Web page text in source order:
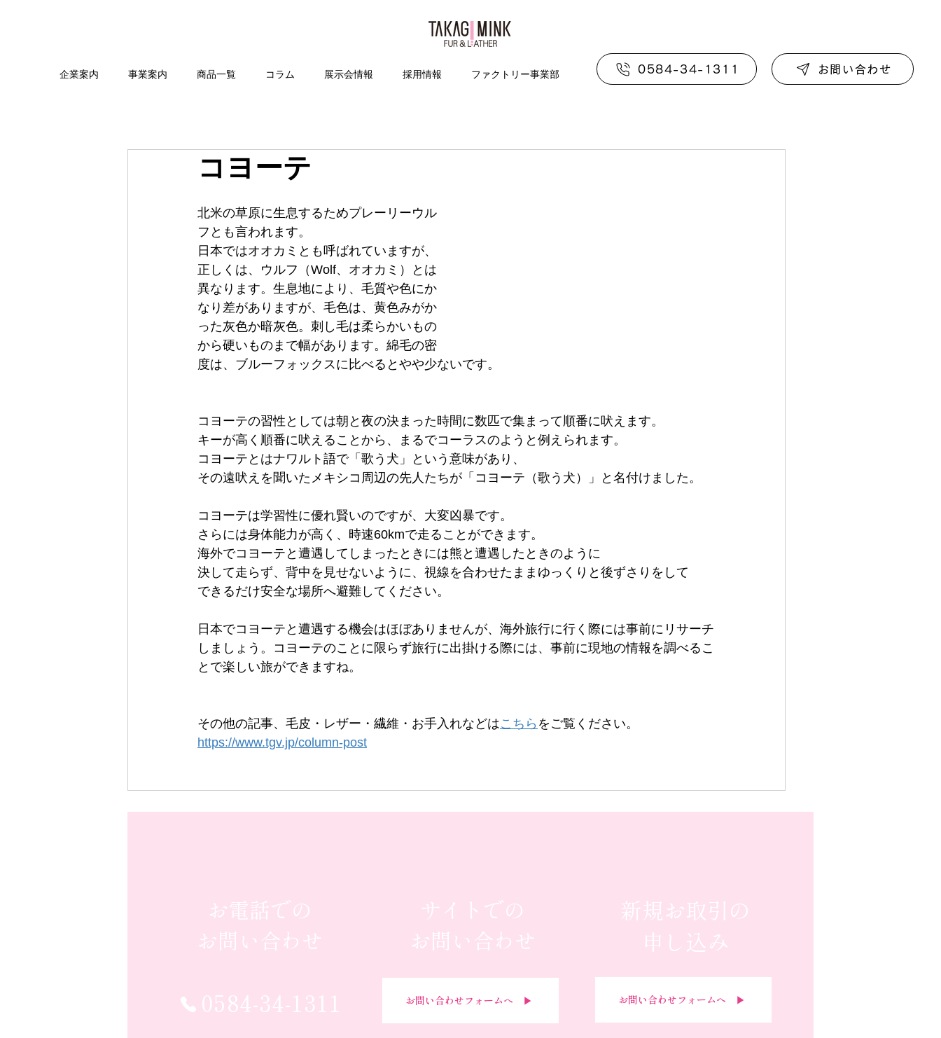
企業案内 事業案内 商品一覧 コラム 展示会情報 採用情報 ファクトリー事業部 0584-34-1311 お問い合わせ
コヨーテ
北米の草原に生息するためプレーリーウル
フとも言われます。
日本ではオオカミとも呼ばれていますが、
正しくは、ウルフ（Wolf、オオカミ）とは
異なります。生息地により、毛質や色にか
なり差がありますが、毛色は、黄色みがか
った灰色か暗灰色。刺し毛は柔らかいもの
から硬いものまで幅があります。綿毛の密
度は、ブルーフォックスに比べるとやや少ないです。
コヨーテの習性としては朝と夜の決まった時間に数匹で集まって順番に吠えます。
キーが高く順番に吠えることから、まるでコーラスのようと例えられます。
コヨーテとはナワルト語で「歌う犬」という意味があり、
その遠吠えを聞いたメキシコ周辺の先人たちが「コヨーテ（歌う犬）」と名付けました。
コヨーテは学習性に優れ賢いのですが、大変凶暴です。
さらには身体能力が高く、時速60kmで走ることができます。
海外でコヨーテと遭遇してしまったときには熊と遭遇したときのように
決して走らず、背中を見せないように、視線を合わせたままゆっくりと後ずさりをして
できるだけ安全な場所へ避難してください。
日本でコヨーテと遭遇する機会はほぼありませんが、海外旅行に行く際には事前にリサーチ
しましょう。コヨーテのことに限らず旅行に出掛ける際には、事前に現地の情報を調べるこ
とで楽しい旅ができますね。
その他の記事、毛皮・レザー・繊維・お手入れなどはこちら をご覧ください。
https://www.tgv.jp/column-post
お電話での
お問い合わせ
0584-34-1311
サイトでの
お問い合わせ
お問い合わせフォームへ ▶︎
新規お取引の
申し込み
お問い合わせフォームへ ▶︎